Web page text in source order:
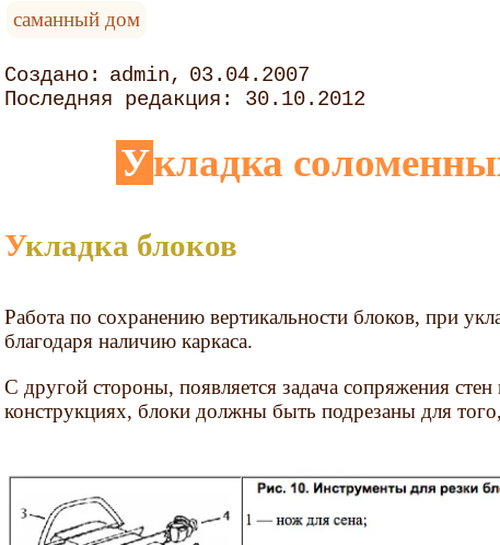
саманный дом
admin
03.04.2007
30.10.2012
Укладка
Укладка блоков
Работа по сохранению вертикальности блоков, при
благодаря наличию каркаса.
С другой стороны, появляется задача сопряжения
конструкциях, блоки должны быть подрезаны для